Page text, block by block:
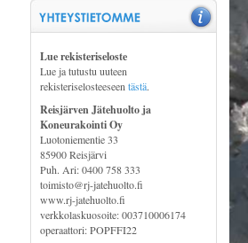
Lue rekisteriseloste
Lue ja tutustu uuteen
rekisteriselosteeseentästä.
Reisjärven Jätehuolto ja
Koneurakointi Oy
Luotoniementie 33
85900 Reisjärvi
Puh. Ari: 0400 758 333
toimisto@rj-jatehuolto.fi
www.rj-jatehuolto.fi
verkkolaskuosoite: 003710006174
operaattori: POPFFI22